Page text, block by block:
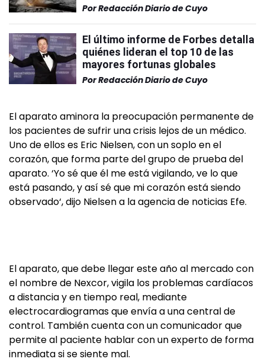
PorRedacción Diario de Cuyo
El último informe de Forbes detalla
quiénes lideran el top 10 de las
mayores fortunas globales
PorRedacción Diario de Cuyo
El aparato aminora la preocupación permanente de
los pacientes de sufrir una crisis lejos de un médico.
Uno de ellos es Eric Nielsen, con un soplo en el
corazón, que forma parte del grupo de prueba del
aparato. ‘Yo sé que él me está vigilando, ve lo que
está pasando, y así sé que mi corazón está siendo
observado‘, dijo Nielsen a la agencia de noticias Efe.
El aparato, que debe llegar este año al mercado con
el nombre de Nexcor, vigila los problemas cardíacos
a distancia y en tiempo real, mediante
electrocardiogramas que envía a una central de
control. También cuenta con un comunicador que
permite al paciente hablar con un experto de forma
inmediata si se siente mal.